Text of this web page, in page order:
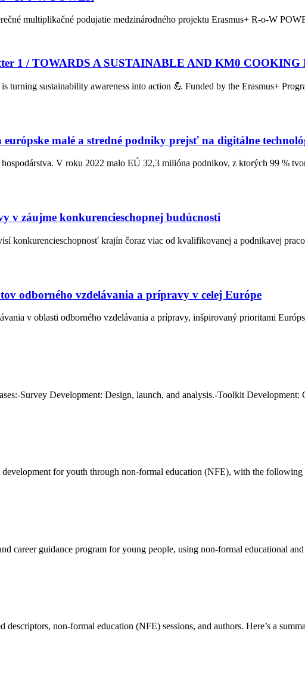
multiplikačné podujatie medzinárodného projektu Erasmus+ R-o-W
1 / TOWARDS A SUSTAINABLE AND KM0
turning sustainability awareness into action 💪 Funded by the Erasmus+
európske malé a stredné podniky prejsť na digitálne
hospodárstva. V roku 2022 malo EÚ 32,3 milióna podnikov, z ktorých 99 %
v záujme konkurencieschopnej budúcnosti
konkurencieschopnosť krajín čoraz viac od kvalifikovanej a podnikavej
odborného vzdelávania a prípravy v celej Európe
v oblasti odborného vzdelávania a prípravy, inšpirovaný prioritami
Survey Development: Design, launch, and analysis.-Toolkit
development for youth through non-formal education (NFE), with the
career guidance program for young people, using non-formal educational
descriptors, non-formal education (NFE) sessions, and authors. Here’s a